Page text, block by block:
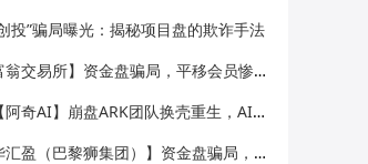
投”骗局曝光：揭秘项目盘的欺诈手法
交易所】资金盘骗局，平移会员惨遭全割，提现直接封号！
AI】崩盘ARK团队换壳重生，AI风口外衣，还是老牌分销套路！
（巴黎狮集团）】资金盘骗局，冒用正规企业名称，大量单割会员，